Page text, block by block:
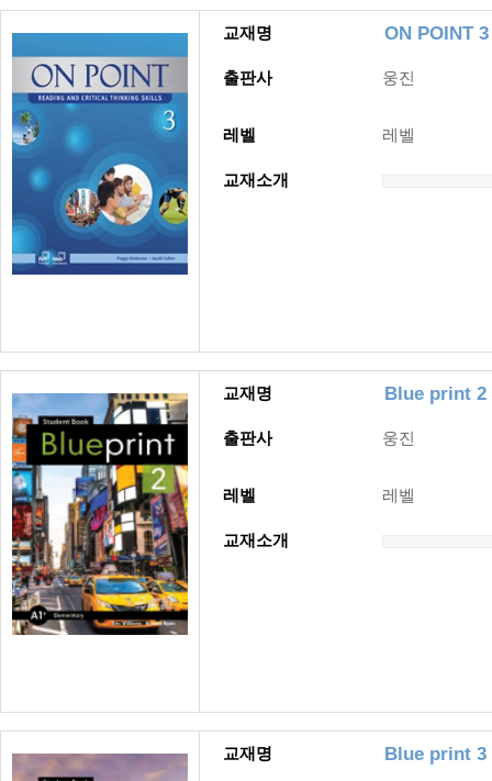
교재명 ON POINT 3
출판사 웅진
레벨 레벨
교재소개
교재명 Blue print 2
출판사 웅진
레벨 레벨
교재소개
교재명 Blue print 3